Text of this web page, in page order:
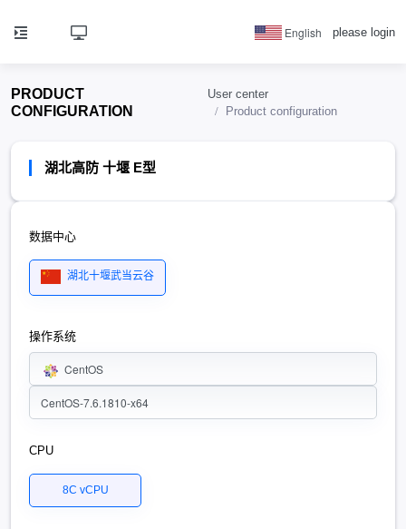
English please login
PRODUCT
CONFIGURATION
User center
Product configuration
湖北高防 十堰 E型
数据中心
湖北十堰武当云谷
操作系统
CentOS
CentOS-7.6.1810-x64
CPU
8C vCPU